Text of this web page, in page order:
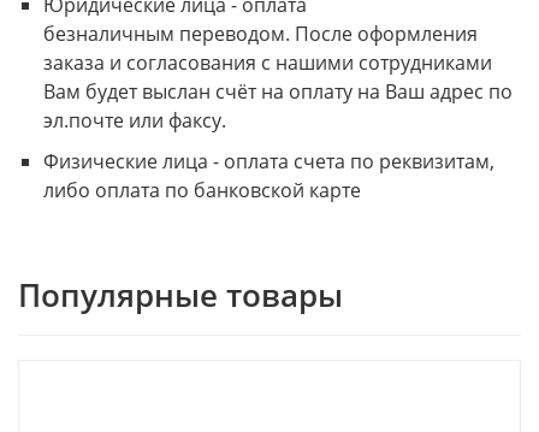
безналичным переводом. После оформления
заказа и согласования с нашими сотрудниками
Вам будет выслан счёт на оплату на Ваш адрес по
эл.почте или факсу.
Физические лица - оплата счета по реквизитам,
либо оплата по банковской карте
Популярные товары